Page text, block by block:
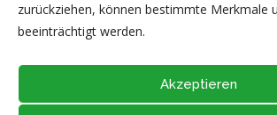
zurückziehen, können bestimmte Merkmale
beeinträchtigt werden.
Akzeptieren
als Standbetreiber anzumelden.